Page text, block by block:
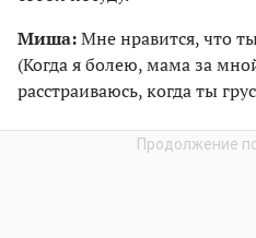
Миша:Мне нравится, что
(Когда я болею, мама за
расстраиваюсь, когда ты